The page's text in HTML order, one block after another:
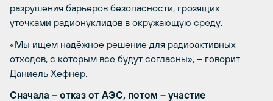
разрушения барьеров безопасности, грозящих
утечками радионуклидов в окружающую среду.
«Мы ищем надёжное решение для радиоактивных
отходов, с которым все будут согласны», – говорит
Даниель Хефнер.
Сначала – отказ от АЭС, потом – участие